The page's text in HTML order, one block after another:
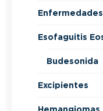
Esofaguitis
Budesonida
Excipientes